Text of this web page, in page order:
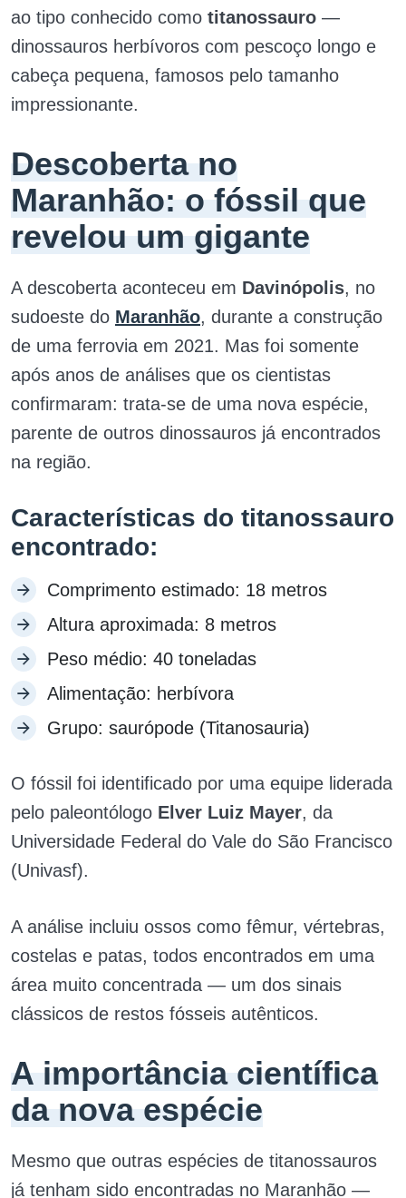
ao tipo conhecido como titanossauro —
dinossauros herbívoros com pescoço longo e
cabeça pequena, famosos pelo tamanho
impressionante.
Descoberta no
Maranhão: o fóssil que
revelou um gigante
A descoberta aconteceu em Davinópolis, no
sudoeste do Maranhão, durante a construção
de uma ferrovia em 2021. Mas foi somente
após anos de análises que os cientistas
confirmaram: trata-se de uma nova espécie,
parente de outros dinossauros já encontrados
na região.
Características do titanossauro
encontrado:
Comprimento estimado: 18 metros
Altura aproximada: 8 metros
Peso médio: 40 toneladas
Alimentação: herbívora
Grupo: saurópode (Titanosauria)
O fóssil foi identificado por uma equipe liderada
pelo paleontólogo Elver Luiz Mayer, da
Universidade Federal do Vale do São Francisco
(Univasf).
A análise incluiu ossos como fêmur, vértebras,
costelas e patas, todos encontrados em uma
área muito concentrada — um dos sinais
clássicos de restos fósseis autênticos.
A importância científica
da nova espécie
Mesmo que outras espécies de titanossauros
já tenham sido encontradas no Maranhão —